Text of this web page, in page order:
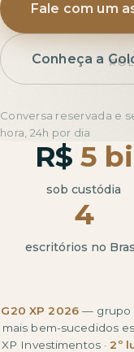
Fale com um
Conheça a
Conversa reservada e
hora, 24h por dia
R$ 5 bi
sob custódia
4
escritórios no
G20 XP 2026— grupo
mais bem-sucedidos
XP Investimentos · 2º